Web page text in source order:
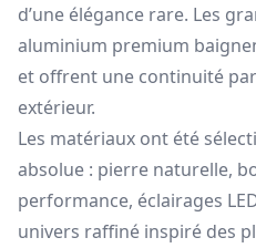
d’une élégance rare. Les
aluminium premium
et offrent une continuité
extérieur.
Les matériaux ont été
absolue : pierre naturelle,
performance, éclairages
univers raffiné inspiré des